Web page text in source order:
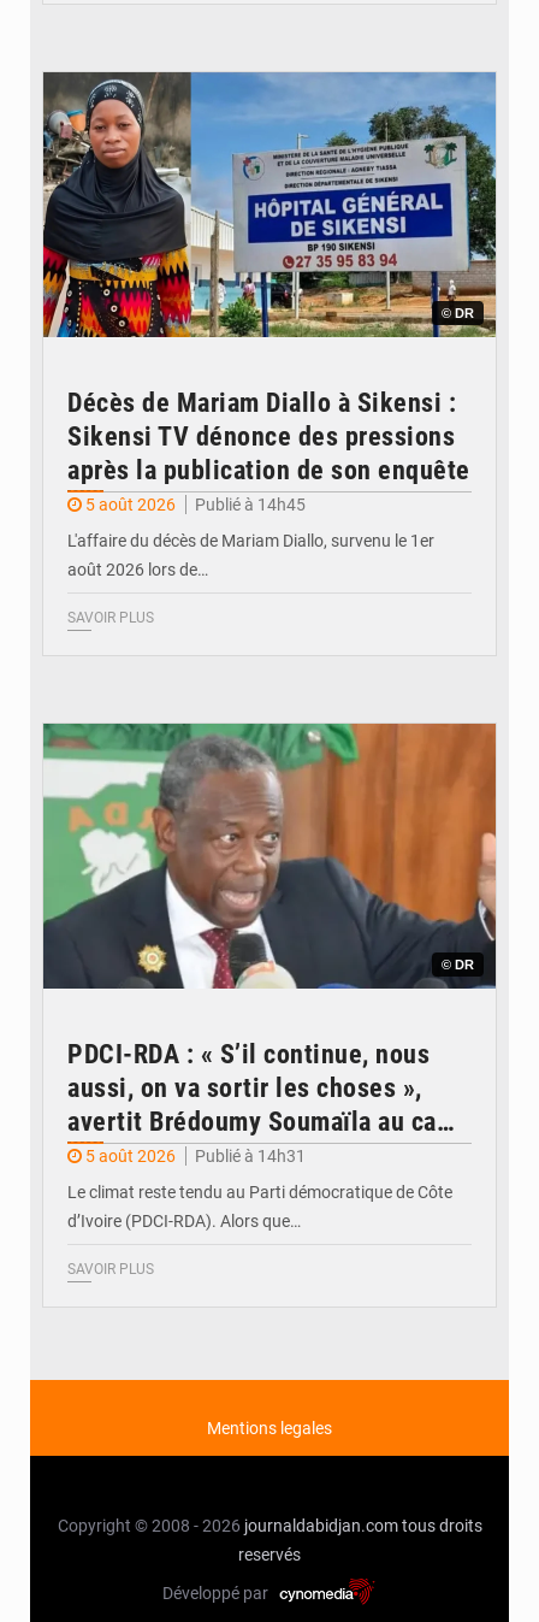
© DR
Décès de Mariam Diallo à Sikensi :
Sikensi TV dénonce des pressions
après la publication de son enquête
5 août 2026
Publié à 14h45
L'affaire du décès de Mariam Diallo, survenu le 1er
août 2026 lors de…
SAVOIR PLUS
© DR
PDCI-RDA : « S’il continue, nous
aussi, on va sortir les choses »,
avertit Brédoumy Soumaïla au camp
Guikahué
5 août 2026
Publié à 14h31
Le climat reste tendu au Parti démocratique de Côte
d’Ivoire (PDCI-RDA). Alors que…
SAVOIR PLUS
Mentions legales
Copyright © 2008 - 2026 journaldabidjan.com tous droits
reservés
Développé par